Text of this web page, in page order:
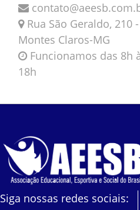
Rua São Geraldo, 210
Montes Claros-MG
Funcionamos das 8h
18h
Siga nossas redes sociais: